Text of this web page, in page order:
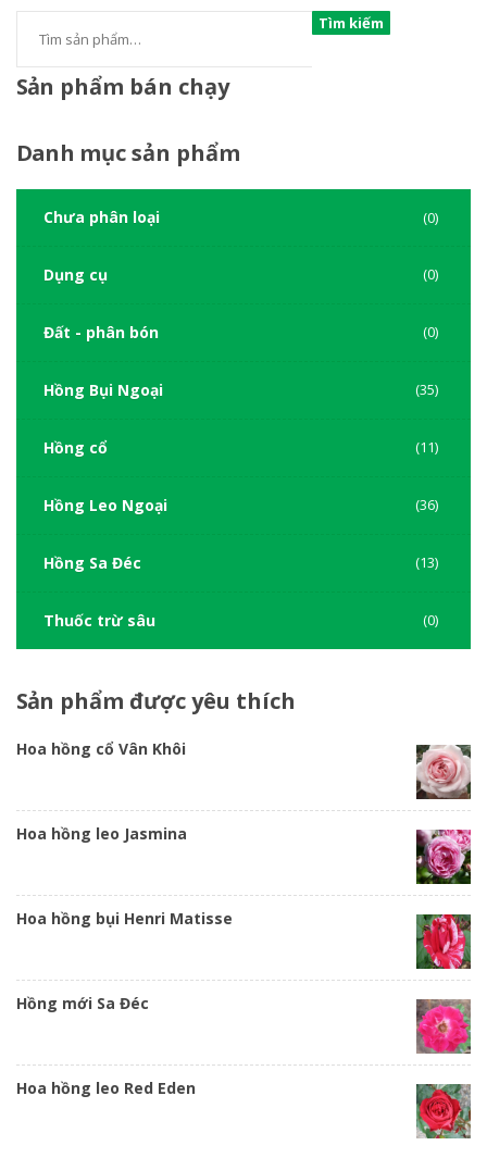
Tìm kiếm
Sản phẩm bán chạy
Danh mục sản phẩm
Chưa phân loại (0)
Dụng cụ (0)
Đất - phân bón (0)
Hồng Bụi Ngoại (35)
Hồng cổ (11)
Hồng Leo Ngoại (36)
Hồng Sa Đéc (13)
Thuốc trừ sâu (0)
Sản phẩm được yêu thích
Hoa hồng cổ Vân Khôi
Hoa hồng leo Jasmina
Hoa hồng bụi Henri Matisse
Hồng mới Sa Đéc
Hoa hồng leo Red Eden